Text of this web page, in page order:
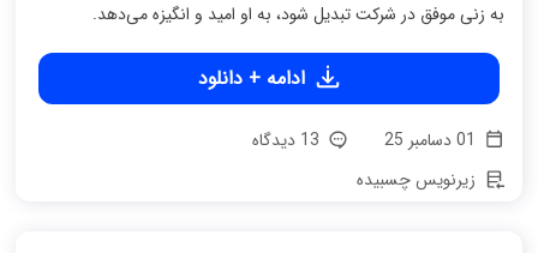
به زنی موفق در شرکت تبدیل شود، به او امید و انگیزه می‌دهد.
ادامه + دانلود
زیرنویس چسبیده